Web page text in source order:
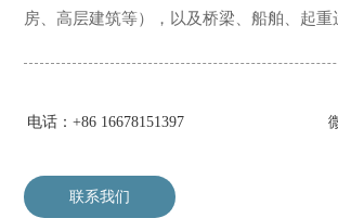
房、高层建筑等），以及桥梁、船舶、起
电话：+86 16678151397
联系我们